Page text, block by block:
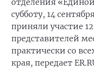
отделения
субботу, 14
приняли участие
представителей
практически со
края, передает